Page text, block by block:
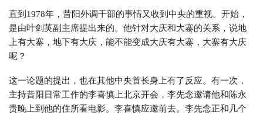
直到1978年，昔阳外调干部的事情又收到中央的重视。开始，
是由叶剑英副主席提出来的。他针对大庆和大寨的关系，说地
上有大寨，地下有大庆，能不能变成大庆有大寨，大寨有大庆
呢？
这一论题的提出，也在其他中央首长身上有了反应。有一次，
主持昔阳日常工作的李喜慎上北京开会，李先念邀请他和陈永
贵晚上到他的住所看电影。李喜慎应邀前去。李先念正和几个